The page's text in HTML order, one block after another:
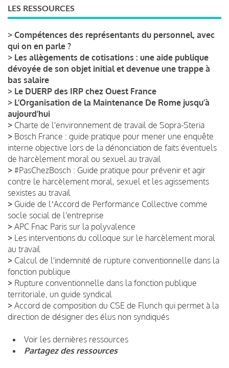
LES RESSOURCES
> Compétences des représentants du personnel, avec
qui on en parle ?
> Les allègements de cotisations : une aide publique
dévoyée de son objet initial et devenue une trappe à
bas salaire
> Le DUERP des IRP chez Ouest France
> L’Organisation de la Maintenance De Rome jusqu’à
aujourd’hui
> Charte de l'environnement de travail de Sopra-Steria
> Bosch France : guide pratique pour mener une enquête
interne objective lors de la dénonciation de faits éventuels
de harcèlement moral ou sexuel au travail
> #PasChezBosch : Guide pratique pour prévenir et agir
contre le harcèlement moral, sexuel et les agissements
sexistes au travail
> Guide de lʼAccord de Performance Collective comme
socle social de l'entreprise
> APC Fnac Paris sur la polyvalence
> Les interventions du colloque sur le harcèlement moral
au travail
> Calcul de l'indemnité de rupture conventionnelle dans la
fonction publique
> Rupture conventionnelle dans la fonction publique
territoriale, un guide syndical
> Accord de composition du CSE de Flunch qui permet à la
direction de désigner des élus non syndiqués
Voir les dernières ressources
Partagez des ressources